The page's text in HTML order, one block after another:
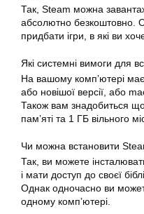
Так, Steam можна
абсолютно безкоштовно.
придбати ігри, в які ви
Які системні вимоги для
На вашому комп’ютері
або новішої версії, або
Також вам знадобиться
пам’яті та 1 ГБ вільного
Чи можна встановити
Так, ви можете
і мати доступ до своєї
Однак одночасно ви
одному комп’ютері.